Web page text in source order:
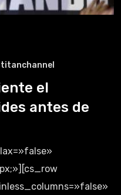
titanchannel
el
antes de